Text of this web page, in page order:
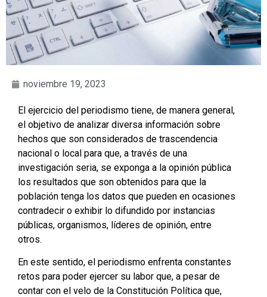
noviembre 19, 2023
El ejercicio del periodismo tiene, de manera general,
el objetivo de analizar diversa información sobre
hechos que son considerados de trascendencia
nacional o local para que, a través de una
investigación seria, se exponga a la opinión pública
los resultados que son obtenidos para que la
población tenga los datos que pueden en ocasiones
contradecir o exhibir lo difundido por instancias
públicas, organismos, líderes de opinión, entre
otros.
En este sentido, el periodismo enfrenta constantes
retos para poder ejercer su labor que, a pesar de
contar con el velo de la Constitución Política que,